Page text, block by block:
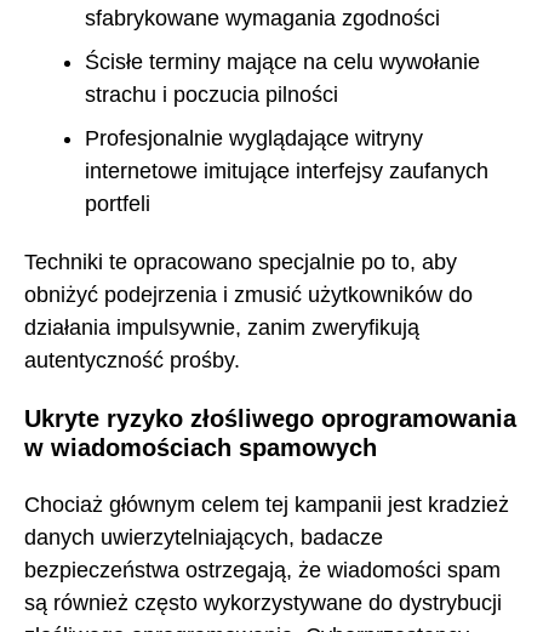
sfabrykowane wymagania zgodności
Ścisłe terminy mające na celu wywołanie
strachu i poczucia pilności
Profesjonalnie wyglądające witryny
internetowe imitujące interfejsy zaufanych
portfeli
Techniki te opracowano specjalnie po to, aby
obniżyć podejrzenia i zmusić użytkowników do
działania impulsywnie, zanim zweryfikują
autentyczność prośby.
Ukryte ryzyko złośliwego oprogramowania
w wiadomościach spamowych
Chociaż głównym celem tej kampanii jest kradzież
danych uwierzytelniających, badacze
bezpieczeństwa ostrzegają, że wiadomości spam
są również często wykorzystywane do dystrybucji